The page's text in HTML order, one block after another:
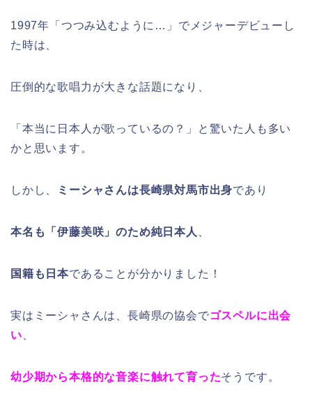
1997年「つつみ込むように…」でメジャーデビューし
た時は、
圧倒的な歌唱力が大きな話題になり、
「本当に日本人が歌っているの？」と驚いた人も多い
かと思います。
しかし、 ミーシャさんは長崎県対馬市出身であり
本名も「伊藤美咲」のため純日本人 、
国籍も日本であることが分かりました！
実はミーシャさんは、長崎県の協会でゴスペルに出会
い、
幼少期から本格的な音楽に触れて育ったそうです。